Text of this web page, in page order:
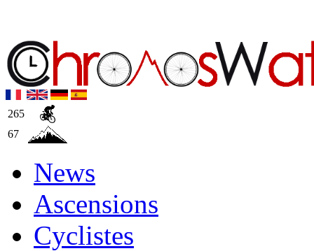
265
67
News
Ascensions
Cyclistes